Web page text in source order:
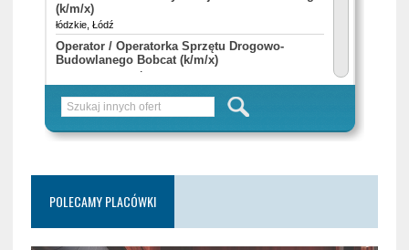
POLECAMY PLACÓWKI